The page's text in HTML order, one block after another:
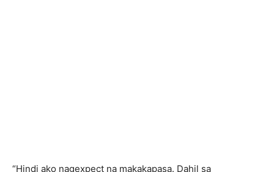
“Hindi ako nagexpect na makakapasa. Dahil sa